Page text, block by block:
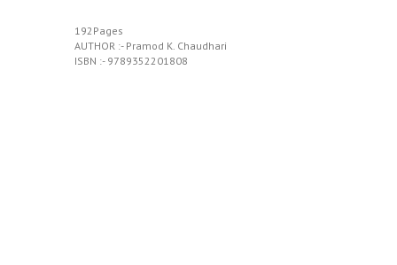
192Pages
AUTHOR :- Pramod K. Chaudhari
ISBN :- 9789352201808